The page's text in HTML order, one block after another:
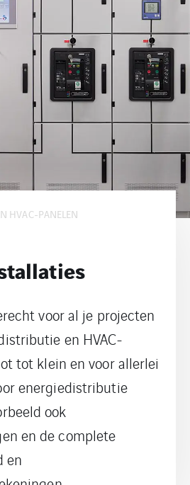
HVAC-PANELEN
voor al je projecten
en HVAC-
tot klein en voor allerlei
energiedistributie
ook
en de complete
en